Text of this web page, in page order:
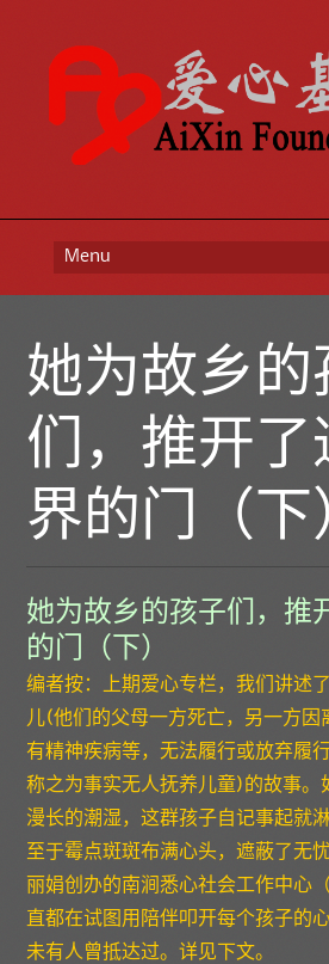
她为故乡的
们，推开了
界的门（下
她为故乡的孩子们，推
的门（下）
编者按：上期爱心专栏，我们讲述
儿(他们的父母一方死亡，另一方因
有精神疾病等，无法履行或放弃履
称之为事实无人抚养儿童)的故事。
漫长的潮湿，这群孩子自记事起就
至于霉点斑斑布满心头，遮蔽了无
丽娟创办的南涧悉心社会工作中心
直都在试图用陪伴叩开每个孩子的
未有人曾抵达过。详见下文。